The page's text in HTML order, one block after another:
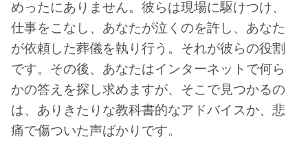
めったにありません。彼らは現場に駆けつけ、
仕事をこなし、あなたが泣くのを許し、あなた
が依頼した葬儀を執り行う。それが彼らの役割
です。その後、あなたはインターネットで何ら
かの答えを探し求めますが、そこで見つかるの
は、ありきたりな教科書的なアドバイスか、悲
痛で傷ついた声ばかりです。